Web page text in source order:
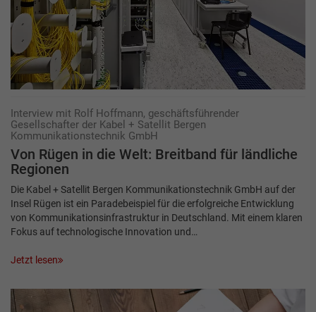
Interview mit Rolf Hoffmann, geschäftsführender
Gesellschafter der Kabel + Satellit Bergen
Kommunikationstechnik GmbH
Von Rügen in die Welt: Breit­band für ländliche
Regionen
Die Kabel + Satellit Bergen Kommunikationstechnik GmbH auf der
Insel Rügen ist ein Paradebeispiel für die erfolgreiche Entwicklung
von Kommunikationsinfrastruktur in Deutschland. Mit einem klaren
Fokus auf technologische Innovation und…
Jetzt lesen